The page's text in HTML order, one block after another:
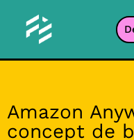
Amazon
concept de